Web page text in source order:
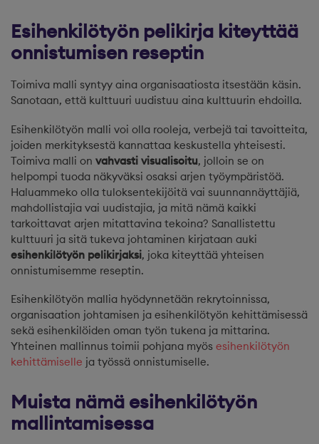
Esihenkilötyön pelikirja kiteyttää
onnistumisen reseptin
Toimiva malli syntyy aina organisaatiosta itsestään käsin.
Sanotaan, että kulttuuri uudistuu aina kulttuurin ehdoilla.
Esihenkilötyön malli voi olla rooleja, verbejä tai tavoitteita,
joiden merkityksestä kannattaa keskustella yhteisesti.
Toimiva malli on vahvasti visualisoitu, jolloin se on
helpompi tuoda näkyväksi osaksi arjen työympäristöä.
Haluammeko olla tuloksentekijöitä vai suunnannäyttäjiä,
mahdollistajia vai uudistajia, ja mitä nämä kaikki
tarkoittavat arjen mitattavina tekoina? Sanallistettu
kulttuuri ja sitä tukeva johtaminen kirjataan auki
esihenkilötyön pelikirjaksi, joka kiteyttää yhteisen
onnistumisemme reseptin.
Esihenkilötyön mallia hyödynnetään rekrytoinnissa,
organisaation johtamisen ja esihenkilötyön kehittämisessä
sekä esihenkilöiden oman työn tukena ja mittarina.
Yhteinen mallinnus toimii pohjana myös esihenkilötyön
kehittämiselle ja työssä onnistumiselle.
Muista nämä esihenkilötyön
mallintamisessa